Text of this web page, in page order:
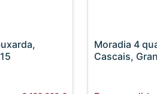
Moradia 4
Cascais,